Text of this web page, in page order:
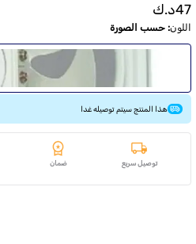
47د.ك
اللون: حسب الصورة
هذا المنتج سيتم توصيله غدا
توصيل سريع ضمان